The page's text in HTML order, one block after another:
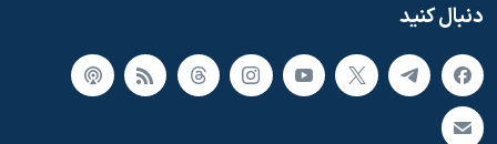
دنبال کنید